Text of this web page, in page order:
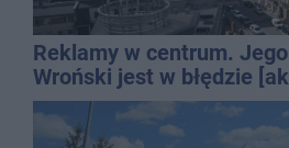
Reklamy w centrum.
Wroński jest w błędzie